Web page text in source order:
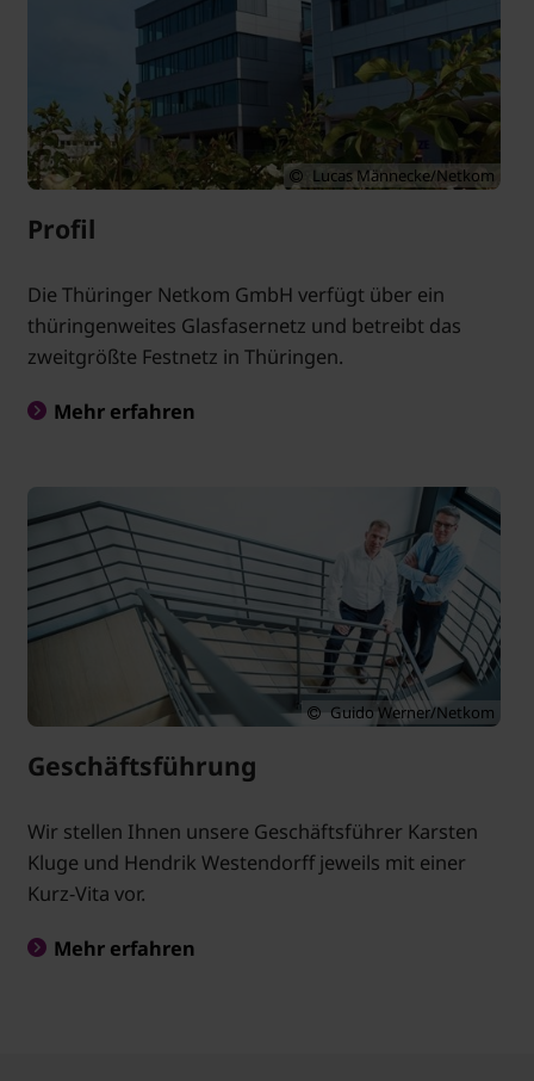
Lucas Männecke/Netkom
Profil
Die Thüringer Netkom GmbH verfügt über ein
thüringenweites Glasfasernetz und betreibt das
zweitgrößte Festnetz in Thüringen.
Mehr erfahren
Guido Werner/Netkom
Geschäftsführung
Wir stellen Ihnen unsere Geschäftsführer Karsten
Kluge und Hendrik Westendorff jeweils mit einer
Kurz-Vita vor.
Mehr erfahren